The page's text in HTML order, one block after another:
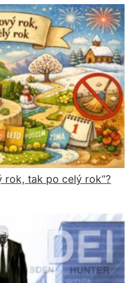
rok, tak po celý rok“?